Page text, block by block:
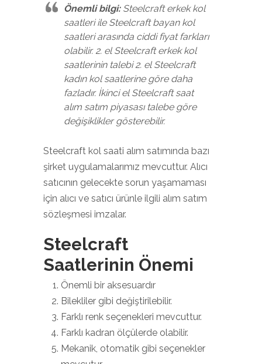
Önemli bilgi:Steelcraft erkek kol
saatleri ile Steelcraft bayan kol
saatleri arasında ciddi fiyat farkları
olabilir. 2. el Steelcraft erkek kol
saatlerinin talebi 2. el Steelcraft
kadın kol saatlerine göre daha
fazladır. İkinci el Steelcraft saat
alım satım piyasası talebe göre
değişiklikler gösterebilir.
Steelcraft kol saati alım satımında bazı
şirket uygulamalarımız mevcuttur. Alıcı
satıcının gelecekte sorun yaşamaması
için alıcı ve satıcı ürünle ilgili alım satım
sözleşmesi imzalar.
Steelcraft
Saatlerinin Önemi
Önemli bir aksesuardır
Bilekliler gibi değiştirilebilir.
Farklı renk seçenekleri mevcuttur.
Farklı kadran ölçülerde olabilir.
Mekanik, otomatik gibi seçenekler